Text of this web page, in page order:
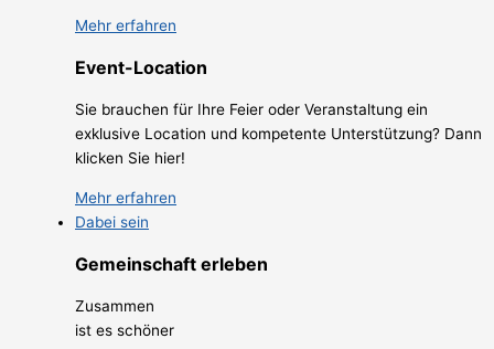
Mehr erfahren
Event-Location
Sie brauchen für Ihre Feier oder Veranstaltung ein
exklusive Location und kompetente Unterstützung? Dann
klicken Sie hier!
Mehr erfahren
Dabei sein
Gemeinschaft erleben
Zusammen
ist es schöner